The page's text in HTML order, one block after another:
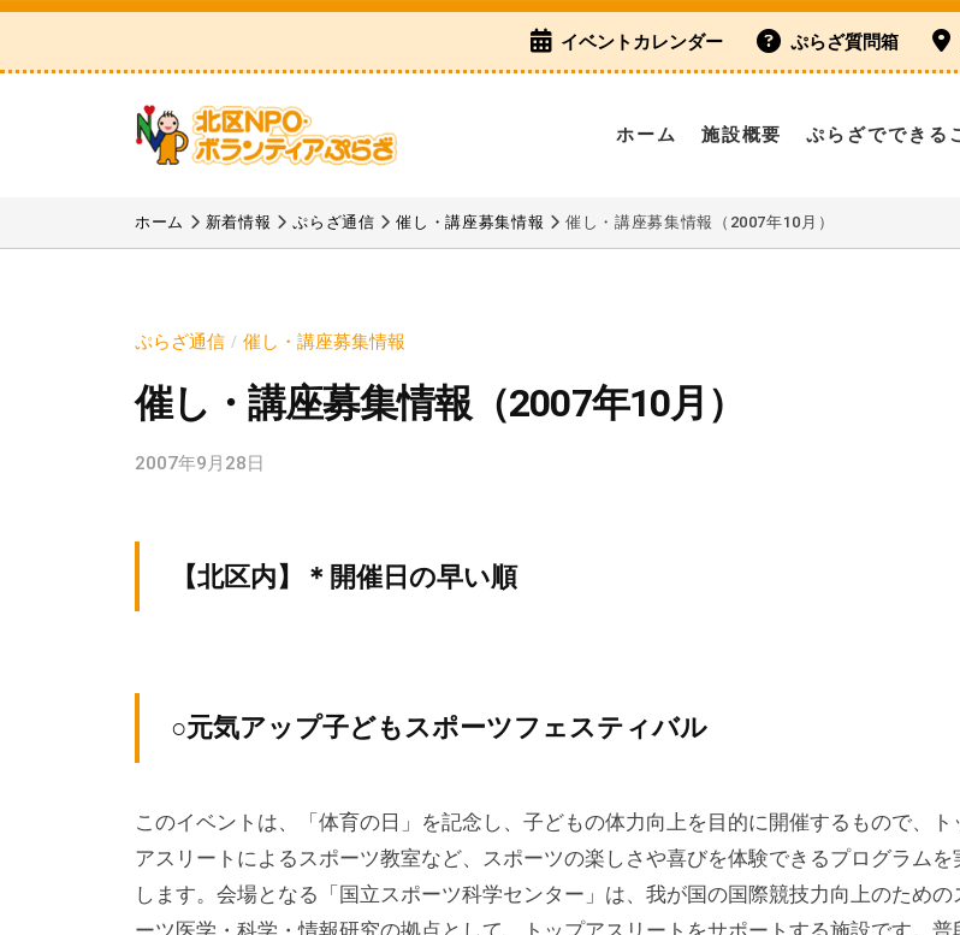
コ
イベントカレンダー ぷらざ質問箱
区
O
・
ボ
ラ
テ
ら
北
区
・
ラ
テ
ア
、
N
P
ホーム 施設概要 ぷらざでできる
ホーム 新着情報 ぷらざ通信 催し・講座募集情報 催し・講座募集情報（2007年10月）
ぷらざ通信 / 催し・講座募集情報
催し・講座募集情報（2007年10月）
2007年9月28日
v
p
m
【北区内】＊開催日の早い順
○元気アップ子どもスポーツフェスティバル
このイベントは、「体育の日」を記念し、子どもの体力向上を目的に開催するもので、ト
アスリートによるスポーツ教室など、スポーツの楽しさや喜びを体験できるプログラムを
します。会場となる「国立スポーツ科学センター」は、我が国の国際競技力向上のための
ーツ医学・科学・情報研究の拠点として、トップアスリートをサポートする施設です。普
P
O
・
ボ
ン
ア
ら